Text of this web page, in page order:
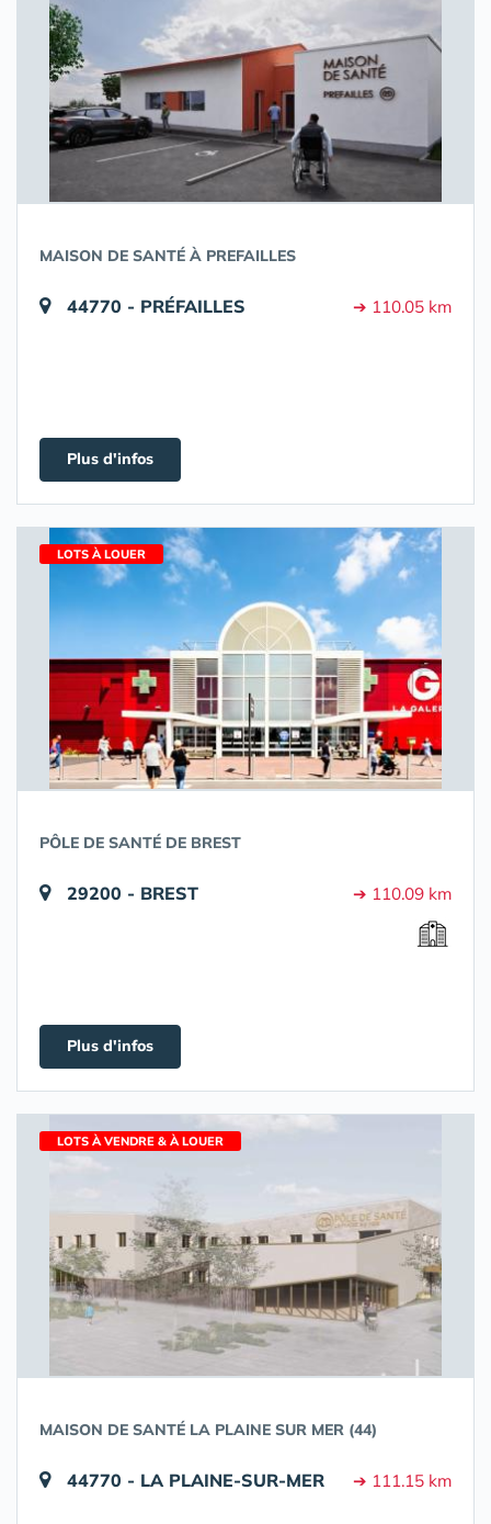
MAISON DE SANTÉ À PREFAILLES
44770 - PRÉFAILLES ➔ 110.05 km
Plus d'infos
LOTS À LOUER
PÔLE DE SANTÉ DE BREST
29200 - BREST ➔ 110.09 km
Plus d'infos
LOTS À VENDRE & À LOUER
MAISON DE SANTÉ LA PLAINE SUR MER (44)
44770 - LA PLAINE-SUR-MER ➔ 111.15 km